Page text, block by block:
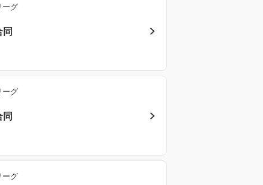
ーグ
同
ーグ
同
ーグ